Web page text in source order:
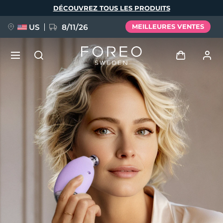
DÉCOUVREZ TOUS LES PRODUITS
US 8/11/26 MEILLEURES VENTES
Se connecter
Profil de l'utilisateur
Mes appareils
Mes commandes
Mes adresses
Mes abonnements
NOUVEAU
FAQ™ Pure Beauty-Tech Elixir
BREAKING NEWS
issa™ Teeth Whitening Set
Langue
English Deutsch
Español
Français
Italiano
Português
Svenska
Русский
简体中文 繁體中文